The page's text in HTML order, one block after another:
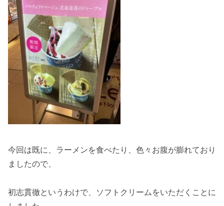
今回は既に、ラーメンを食べたり、色々お腹が膨れており
ましたので、
初志貫徹というわけで、ソフトクリームをいただくことに